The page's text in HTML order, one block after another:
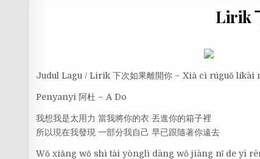
Lirik
Judul Lagu / Lirik 下次如果離開你 – Xià cì rúguǒ líkāi
Penyanyi 阿杜 – A Do
我想我是太用力 當我將你的衣 丟進你的箱子裡
所以現在我發現 一部分我自己 早已跟隨著你遠去
Wǒ xiǎng wǒ shì tài yònglì dāng wǒ jiāng nǐ de yī